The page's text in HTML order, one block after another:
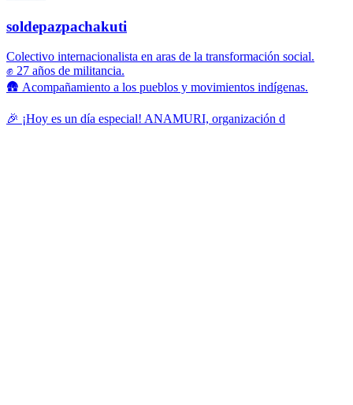
soldepazpachakuti
Colectivo internacionalista en aras de la transformación social.
✊ 27 años de militancia.
🛖 Acompañamiento a los pueblos y movimientos indígenas.
🎉 ¡Hoy es un día especial! ANAMURI, organización d